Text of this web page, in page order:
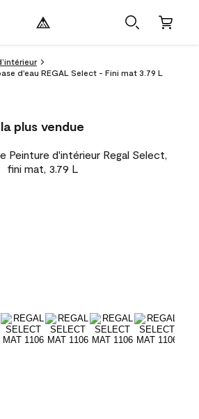
d'eau REGAL Select - Fini mat 3.79 L
plus vendue